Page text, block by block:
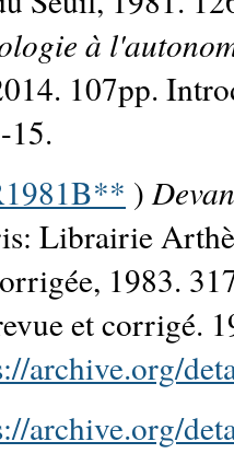
à
107pp.
15.
)
Librairie
1983.
et corrigé.
archive.org/
archive.org/